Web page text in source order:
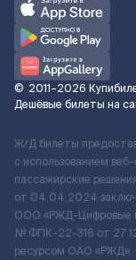
© 2011–2026
Дешёвые билеты на
Ж/Д билеты
с использованием
пассажирские
от 04.04.2024
ООО «РЖД-Цифровые
№ ФПК-22-316 от
ресурсом ОАО «РЖД».